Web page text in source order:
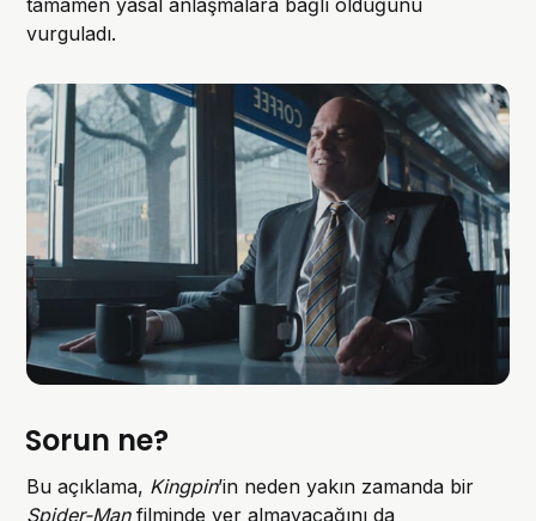
vurguladı.
Sorun ne?
Bu açıklama, Kingpin’in neden yakın zamanda bir
Spider-Manfilminde yer almayacağını da